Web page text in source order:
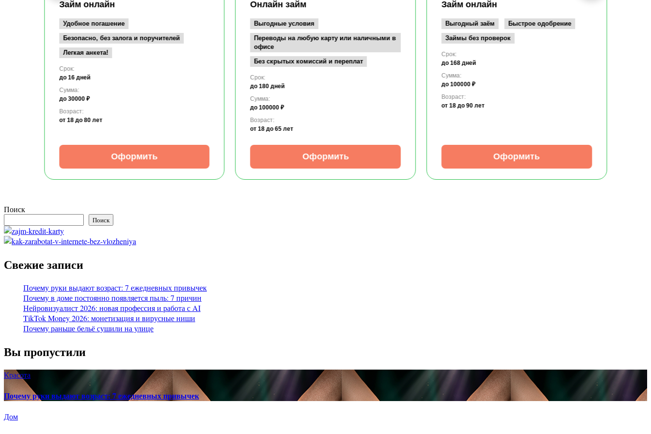
Займ онлайн
Удобное погашение
Безопасно, без залога и поручителей
Легкая анкета!
Срок:
до 16 дней
Сумма:
до 30000 ₽
Возраст:
от 18 до 80 лет
Оформить
Онлайн займ
Выгодные условия
Переводы на любую карту или наличными в
офисе
Без скрытых комиссий и переплат
Срок:
до 180 дней
Сумма:
до 100000 ₽
Возраст:
от 18 до 65 лет
Оформить
Займ онлайн
Выгодный заём
Быстрое одобрение
Займы без проверок
Срок:
до 168 дней
Сумма:
до 100000 ₽
Возраст:
от 18 до 90 лет
Оформить
Поиск
Поиск
Свежие записи
Почему руки выдают возраст: 7 ежедневных привычек
Почему в доме постоянно появляется пыль: 7 причин
Нейровизуалист 2026: новая профессия и работа с AI
TikTok Money 2026: монетизация и вирусные ниши
Почему раньше бельё сушили на улице
Вы пропустили
Красота
Почему руки выдают возраст: 7 ежедневных привычек
Дом